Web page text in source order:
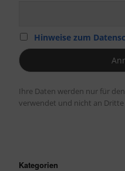
Hinweise zum
Ihre Daten werden nur für
verwendet und nicht an Dritte
Kategorien